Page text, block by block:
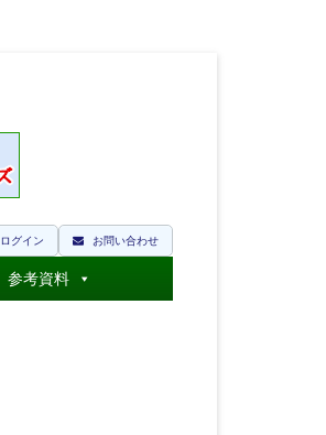
お問い合わせ
ログイン
参考資料